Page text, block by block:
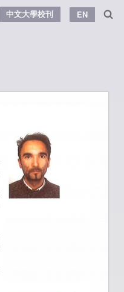
中文大學校刊 EN